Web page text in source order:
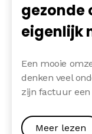
gezonde
eigenlijk
Een mooie
denken veel
zijn factuur
Meer lezen